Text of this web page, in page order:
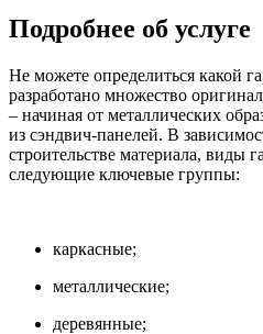
Подробнее об услуге
Не можете определиться какой
разработано множество
– начиная от металлических
из сэндвич-панелей. В
строительстве материала, виды
следующие ключевые группы:
каркасные;
металлические;
деревянные;